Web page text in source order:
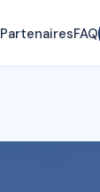
PartenairesFAQ